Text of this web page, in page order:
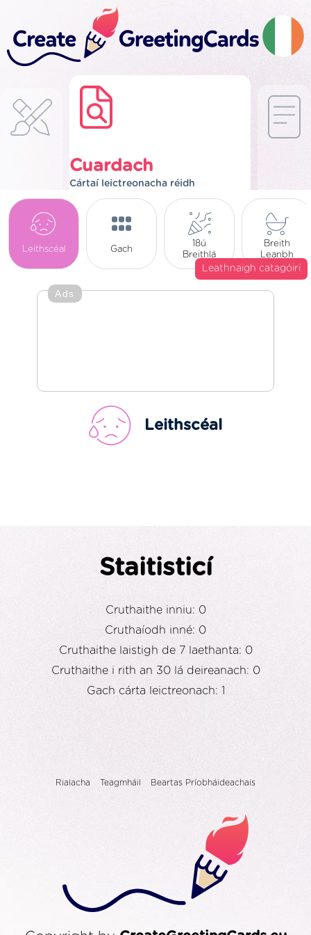
Cuardach
Cártaí leictreonacha réidh
Leithscéal Gach
18ú
Breithlá
Breith
Leanbh
Leathnaigh catagóirí
Ads
Leithscéal
Staitisticí
Cruthaithe inniu: 0
Cruthaíodh inné: 0
Cruthaithe laistigh de 7 laethanta: 0
Cruthaithe i rith an 30 lá deireanach: 0
Gach cárta leictreonach: 1
Rialacha Teagmháil Beartas Príobháideachais